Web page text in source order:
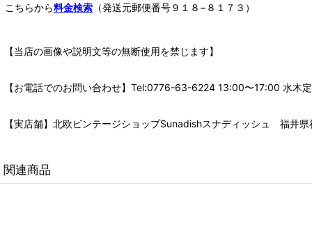
こちらから料金検索 （発送元郵便番号９１８−８１７３）
【当店の画像や説明文等の無断使用を禁じます】
【お電話でのお問い合わせ】Tel:0776-63-6224 13:00〜17:00 水木
【実店舗】北欧ビンテージショップSunadishスナディッシュ 福井
関連商品